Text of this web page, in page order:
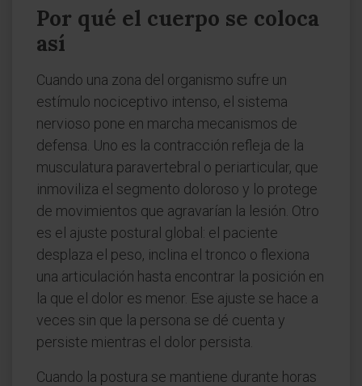
Por qué el cuerpo se coloca
así
Cuando una zona del organismo sufre un
estímulo nociceptivo intenso, el sistema
nervioso pone en marcha mecanismos de
defensa. Uno es la contracción refleja de la
musculatura paravertebral o periarticular, que
inmoviliza el segmento doloroso y lo protege
de movimientos que agravarían la lesión. Otro
es el ajuste postural global: el paciente
desplaza el peso, inclina el tronco o flexiona
una articulación hasta encontrar la posición en
la que el dolor es menor. Ese ajuste se hace a
veces sin que la persona se dé cuenta y
persiste mientras el dolor persista.
Cuando la postura se mantiene durante horas